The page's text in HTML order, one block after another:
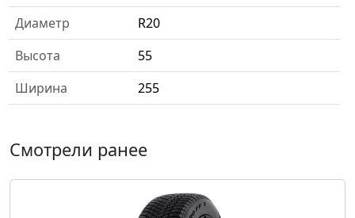
Диаметр
R20
Высота
55
Ширина
255
Смотрели ранее